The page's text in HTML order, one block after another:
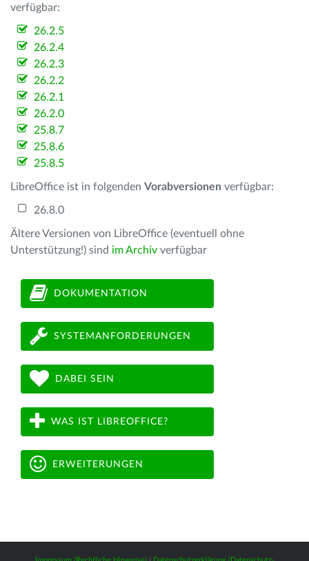
verfügbar:
26.2.5
26.2.4
26.2.3
26.2.2
26.2.1
26.2.0
25.8.7
25.8.6
25.8.5
LibreOffice ist in folgenden Vorabversionen verfügbar:
26.8.0
Ältere Versionen von LibreOffice (eventuell ohne
Unterstützung!) sind im Archiv verfügbar
DOKUMENTATION
SYSTEMANFORDERUNGEN
DABEI SEIN
WAS IST LIBREOFFICE?
ERWEITERUNGEN